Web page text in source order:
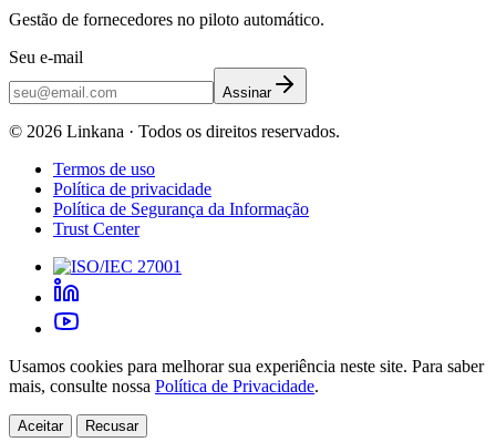
Gestão de fornecedores no piloto automático.
Seu e-mail
Assinar
© 2026 Linkana · Todos os direitos reservados.
Termos de uso
Política de privacidade
Política de Segurança da Informação
Trust Center
Usamos cookies para melhorar sua experiência neste site. Para saber
mais, consulte nossa Política de Privacidade.
Aceitar Recusar